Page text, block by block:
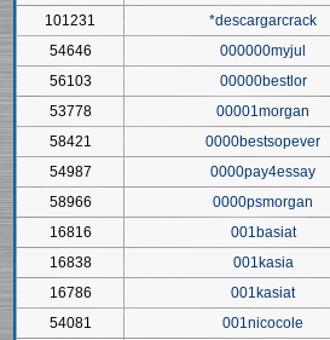
101231
*descargarcrack
54646
000000myjul
56103
00000bestlor
53778
00001morgan
58421
0000bestsopever
54987
0000pay4essay
58966
0000psmorgan
16816
001basiat
16838
001kasia
16786
001kasiat
54081
001nicocole